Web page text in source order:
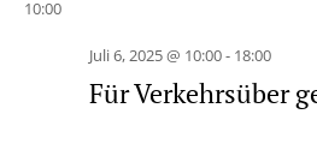
wählen.
10:00
Juli 6, 2025 @ 10:00- 18:00
Für Verkehrsüber